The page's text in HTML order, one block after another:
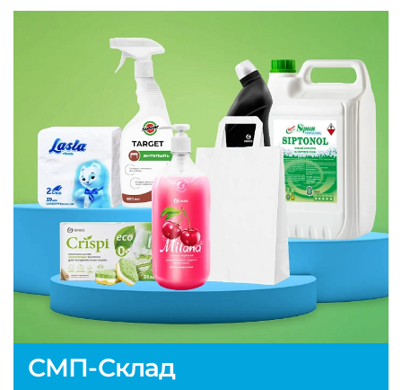
СМП-Склад